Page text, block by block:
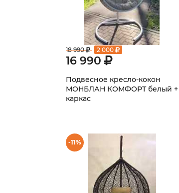
18 990 2 000
16 990
Подвесное кресло-кокон
МОНБЛАН КОМФОРТ белый +
каркас
-11%